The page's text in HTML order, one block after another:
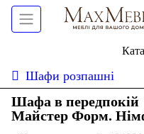
Шафи розпашні
Шафа в передпокій
Майстер Форм.